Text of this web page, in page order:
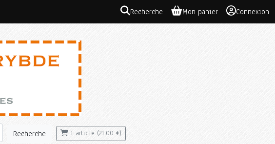
Recherche Mon panier Connexion
Recherche 1 article (21,00 €)